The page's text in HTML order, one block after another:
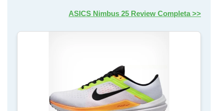
ASICS Nimbus 25 Review Completa >>